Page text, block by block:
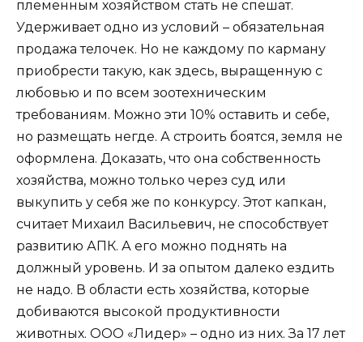
племенным хозяйством стать не спешат.
Удерживает одно из условий – обязательная
продажа телочек. Но не каждому по карману
приобрести такую, как здесь, выращенную с
любовью и по всем зоотехническим
требованиям. Можно эти 10% оставить и себе,
но размещать негде. А строить боятся, земля не
оформлена. Доказать, что она собственность
хозяйства, можно только через суд или
выкупить у себя же по конкурсу. Этот капкан,
считает Михаил Васильевич, не способствует
развитию АПК. А его можно поднять на
должный уровень. И за опытом далеко ездить
не надо. В области есть хозяйства, которые
добиваются высокой продуктивности
животных. ООО «Лидер» – одно из них. За 17 лет